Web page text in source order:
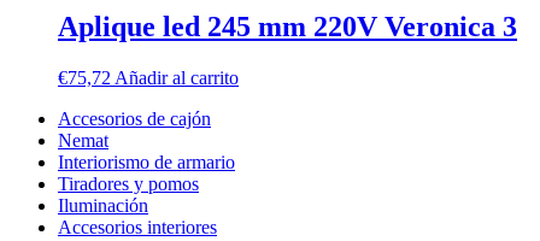
Aplique led 245 mm 220V Veronica 3
€75,72 Añadir al carrito
Accesorios de cajón
Nemat
Interiorismo de armario
Tiradores y pomos
Iluminación
Accesorios interiores